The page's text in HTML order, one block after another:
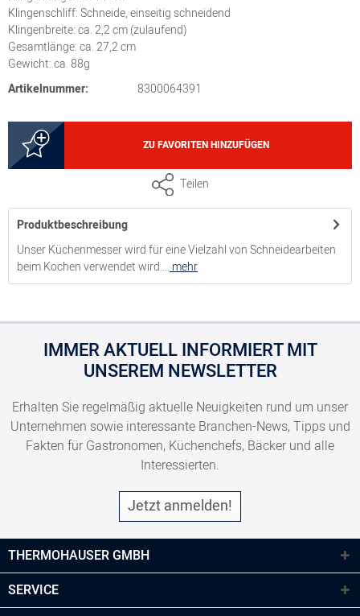
Klingenschliff: Schneide, einseitig schneidend
Klingenbreite: ca. 2,2 cm (zulaufend)
Gesamtlänge: ca. 27,2 cm
Gewicht: ca. 88g
Artikelnummer:
8300064391
ZU FAVORITEN HINZUFÜGEN
Teilen
Produktbeschreibung
Unser Küchenmesser wird für eine Vielzahl von Schneidearbeiten
beim Kochen verwendet wird.... mehr
IMMER AKTUELL INFORMIERT MIT
UNSEREM NEWSLETTER
Erhalten Sie regelmäßig aktuelle Neuigkeiten rund um unser
Unternehmen sowie interessante Branchen-News, Tipps und
Fakten für Gastronomen, Küchenchefs, Bäcker und alle
Interessierten.
Jetzt anmelden!
THERMOHAUSER GMBH
SERVICE